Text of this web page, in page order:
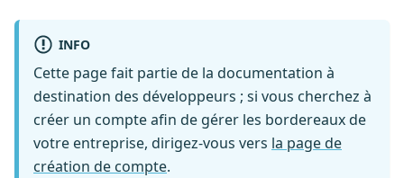
INFO
Cette page fait partie de la documentation à
destination des développeurs ; si vous cherchez à
créer un compte afin de gérer les bordereaux de
votre entreprise, dirigez-vous vers la page de
création de compte.